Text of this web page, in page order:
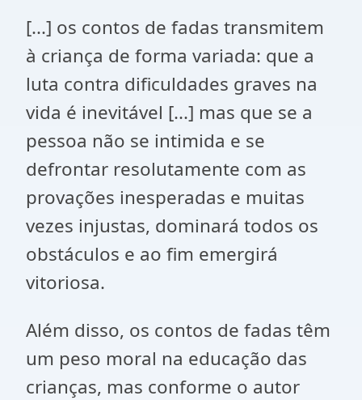
[...] os contos de fadas transmitem
à criança de forma variada: que a
luta contra dificuldades graves na
vida é inevitável [...] mas que se a
pessoa não se intimida e se
defrontar resolutamente com as
provações inesperadas e muitas
vezes injustas, dominará todos os
obstáculos e ao fim emergirá
vitoriosa.
Além disso, os contos de fadas têm
um peso moral na educação das
crianças, mas conforme o autor